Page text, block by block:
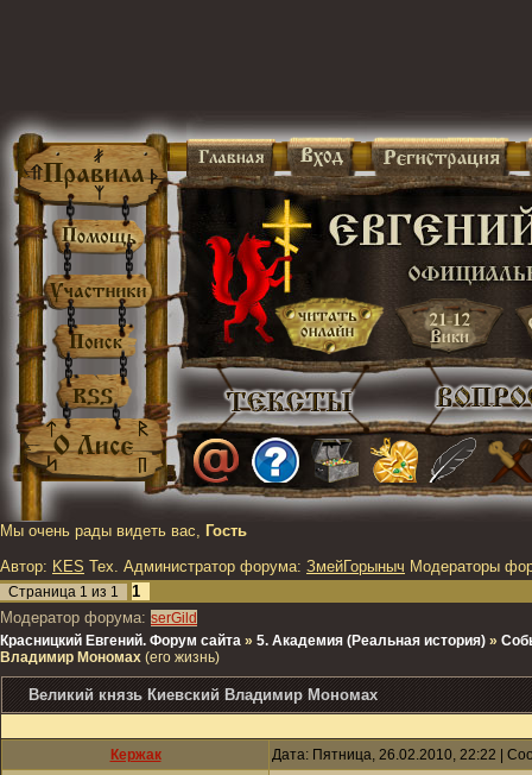
Мы очень рады видеть вас, Гость
Автор: KES Тех. Администратор форума: ЗмейГорыныч Модераторы
Страница 1 из 1
1
Модератор форума: serGild
Красницкий Евгений. Форум сайта » 5. Академия (Реальная история) »
Владимир Мономах (его жизнь)
Великий князь Киевский Владимир Мономах
Кержак Дата: Пятница, 26.02.2010, 22:22 |